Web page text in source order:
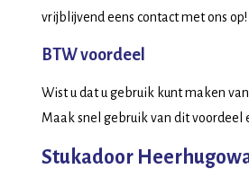
vrijblijvend eens contact met ons op!
BTW voordeel
Wist u dat u gebruik kunt maken
Maak snel gebruik van dit voordeel
Stukadoor